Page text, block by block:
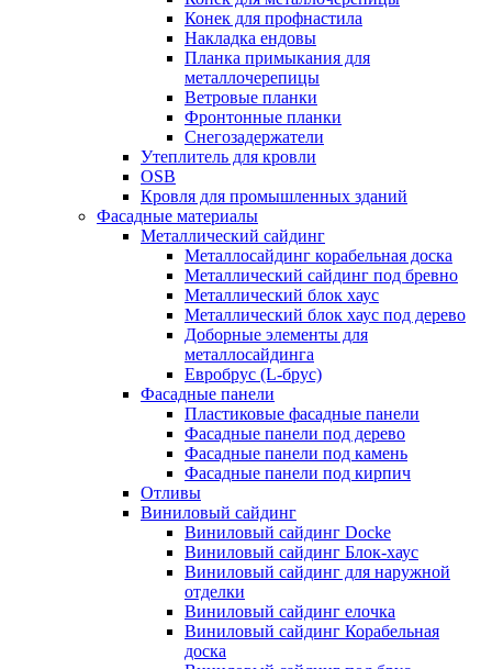
Конек для профнастила
Накладка ендовы
Планка примыкания для
металлочерепицы
Ветровые планки
Фронтонные планки
Снегозадержатели
Утеплитель для кровли
OSB
Кровля для промышленных зданий
Фасадные материалы
Металлический сайдинг
Металлосайдинг корабельная доска
Металлический сайдинг под бревно
Металлический блок хаус
Металлический блок хаус под дерево
Доборные элементы для
металлосайдинга
Евробрус (L-брус)
Фасадные панели
Пластиковые фасадные панели
Фасадные панели под дерево
Фасадные панели под камень
Фасадные панели под кирпич
Отливы
Виниловый сайдинг
Виниловый сайдинг Docke
Виниловый сайдинг Блок-хаус
Виниловый сайдинг для наружной
отделки
Виниловый сайдинг елочка
Виниловый сайдинг Корабельная
доска